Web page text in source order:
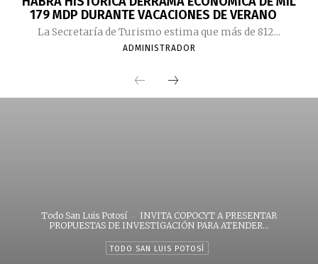
179 MDP DURANTE VACACIONES DE VERANO
La Secretaría de Turismo estima que más de 812...
ADMINISTRADOR